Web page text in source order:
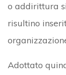
o addirittura
risultino
Adottato